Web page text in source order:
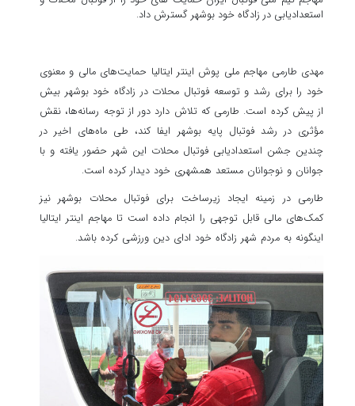
استعدادیابی در زادگاه خود بوشهر گسترش داد.
مهدی طارمی مهاجم ملی پوش اینتر ایتالیا حمایت‌های مالی و معنوی
خود را برای رشد و توسعه فوتبال محلات در زادگاه خود بوشهر بیش
از پیش کرده است. طارمی که تلاش دارد دور از توجه رسانه‌ها، نقش
مؤثری در رشد فوتبال پایه بوشهر ایفا کند، طی ماه‌های اخیر در
چندین جشن استعدادیابی فوتبال محلات این شهر حضور یافته و با
جوانان و نوجوانان مستعد همشهری خود دیدار کرده است.
طارمی در زمینه ایجاد زیرساخت برای فوتبال محلات بوشهر نیز
کمک‌های مالی قابل توجهی را انجام داده است تا مهاجم اینتر ایتالیا
اینگونه به مردم شهر زادگاه خود ادای دین ورزشی کرده باشد.